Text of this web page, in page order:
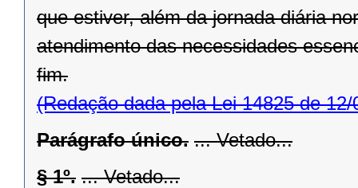
que estiver, além da jornada diária
atendimento das necessidades
fim.
(Redação dada pela Lei 14825 de 12/
Parágrafo único. ... Vetado...
§ 1º. ... Vetado...